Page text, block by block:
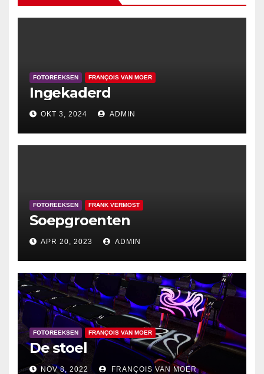
FOTOREEKSEN FRANÇOIS VAN MOER
Ingekaderd
OKT 3, 2024 ADMIN
FOTOREEKSEN FRANK VERMOST
Soepgroenten
APR 20, 2023 ADMIN
FOTOREEKSEN FRANÇOIS VAN MOER
De stoel
NOV 8, 2022 FRANÇOIS VAN MOER